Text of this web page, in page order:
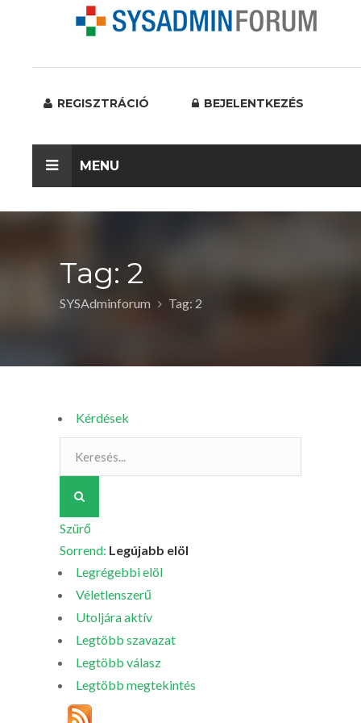
REGISZTRÁCIÓ BEJELENTKEZÉS
MENU
Tag: 2
SYSAdminforum Tag: 2
Kérdések
Szürő
Sorrend: Legújabb elöl
Legrégebbi elöl
Véletlenszerű
Utoljára aktív
Legtöbb szavazat
Legtöbb válasz
Legtöbb megtekintés